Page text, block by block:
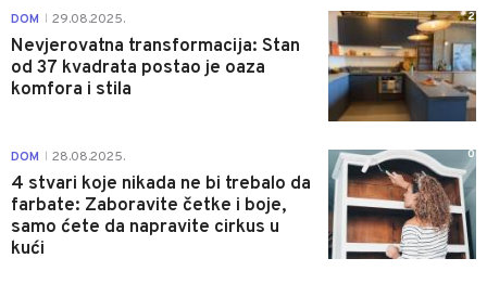
DOM 29.08.2025.
Nevjerovatna transformacija: Stan
od 37 kvadrata postao je oaza
komfora i stila
2
DOM 28.08.2025.
4 stvari koje nikada ne bi trebalo da
farbate: Zaboravite četke i boje,
samo ćete da napravite cirkus u
kući
0